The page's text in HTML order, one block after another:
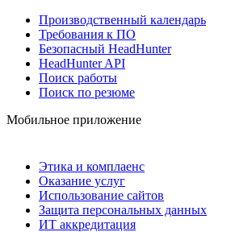
Производственный календарь
Требования к ПО
Безопасный HeadHunter
HeadHunter API
Поиск работы
Поиск по резюме
Мобильное приложение
Этика и комплаенс
Оказание услуг
Использование сайтов
Защита персональных данных
ИТ аккредитация